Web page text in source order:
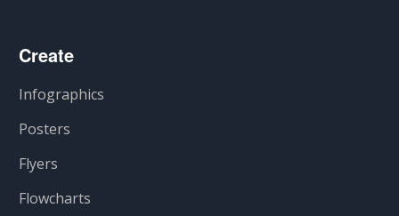
Create
Infographics
Posters
Flyers
Flowcharts